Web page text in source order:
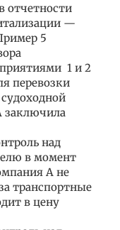
отчетности
—
5
1 и 2
перевозки
заключила
над
в момент
А не
транспортные
в цену